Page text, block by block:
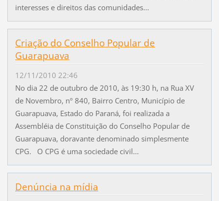
interesses e direitos das comunidades...
Criação do Conselho Popular de
Guarapuava
12/11/2010 22:46
No dia 22 de outubro de 2010, às 19:30 h, na Rua XV
de Novembro, nº 840, Bairro Centro, Município de
Guarapuava, Estado do Paraná, foi realizada a
Assembléia de Constituição do Conselho Popular de
Guarapuava, doravante denominado simplesmente
CPG. O CPG é uma sociedade civil...
Denúncia na mídia